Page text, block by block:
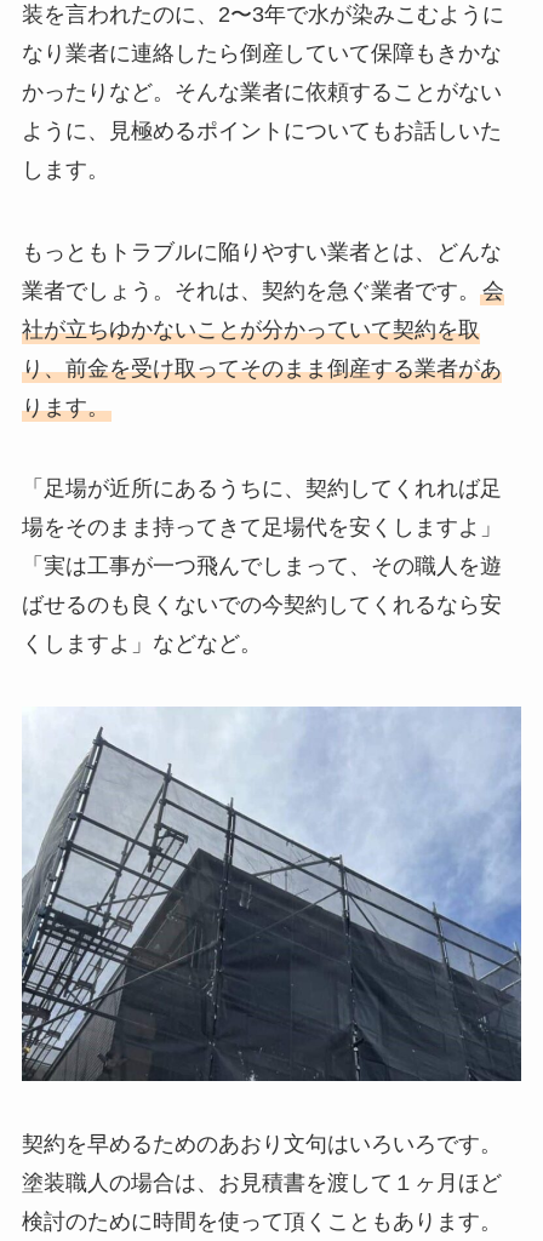
装を言われたのに、2〜3年で水が染みこむように
なり業者に連絡したら倒産していて保障もきかな
かったりなど。そんな業者に依頼することがない
ように、見極めるポイントについてもお話しいた
します。
もっともトラブルに陥りやすい業者とは、どんな
業者でしょう。それは、契約を急ぐ業者です。 会
社が立ちゆかないことが分かっていて契約を取
り、前金を受け取ってそのまま倒産する業者があ
ります。
「足場が近所にあるうちに、契約してくれれば足
場をそのまま持ってきて足場代を安くしますよ」
「実は工事が一つ飛んでしまって、その職人を遊
ばせるのも良くないでの今契約してくれるなら安
くしますよ」などなど。
契約を早めるためのあおり文句はいろいろです。
塗装職人の場合は、お見積書を渡して１ヶ月ほど
検討のために時間を使って頂くこともあります。